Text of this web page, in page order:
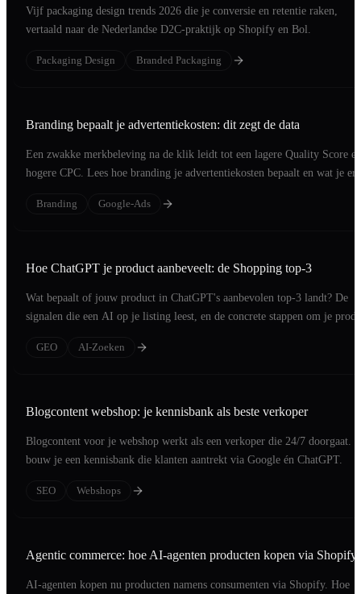
Vijf packaging design trends 2026 die je conversie en retentie raken,
vertaald naar de Nederlandse D2C-praktijk op Shopify en Bol.
Packaging Design Branded Packaging
Branding bepaalt je advertentiekosten: dit zegt de data
Een zwakke merkbeleving na de klik leidt tot een lagere Quality Score en
hogere CPC. Lees hoe branding je advertentiekosten bepaalt en wat je
Branding
Google-Ads
Hoe ChatGPT je product aanbeveelt: de Shopping top-3
Wat bepaalt of jouw product in ChatGPT's aanbevolen top-3 landt? De
signalen die een AI op je listing leest, en de concrete stappen om je
GEO
AI-Zoeken
Blogcontent webshop: je kennisbank als beste verkoper
Blogcontent voor je webshop werkt als een verkoper die 24/7 doorgaat.
bouw je een kennisbank die klanten aantrekt via Google én ChatGPT.
SEO Webshops
Agentic commerce: hoe AI-agenten producten kopen via Shopify
AI-agenten kopen nu producten namens consumenten via Shopify. Hoe